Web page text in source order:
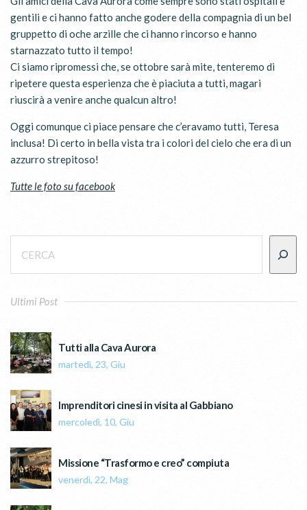
gentili e ci hanno fatto anche godere della compagnia di un bel
gruppetto di oche arzille che ci hanno rincorso e hanno
starnazzato tutto il tempo!
Ci siamo ripromessi che, se ottobre sarà mite, tenteremo di
ripetere questa esperienza che è piaciuta a tutti, magari
riuscirà a venire anche qualcun altro!
Oggi comunque ci piace pensare che c’eravamo tutti, Teresa
inclusa! Di certo in bella vista tra i colori del cielo che era di un
azzurro strepitoso!
Tutte le foto su facebook
Ultimi Post
Tutti alla Cava Aurora
martedì, 23, Giu
Imprenditori cinesi in visita al Gabbiano
mercoledì, 10, Giu
Missione “Trasformo e creo” compiuta
venerdì, 22, Mag